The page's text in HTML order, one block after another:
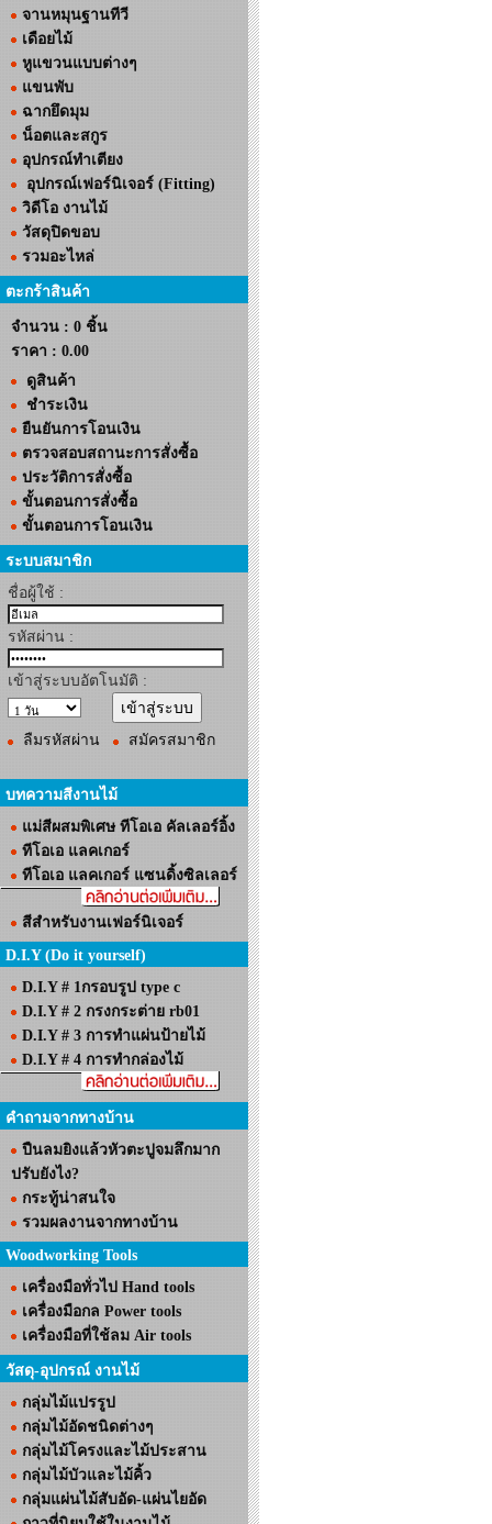
จานหมุนฐานทีวี
เดือยไม้
หูแขวนแบบต่างๆ
แขนพับ
ฉากยึดมุม
น็อตและสกูร
อุปกรณ์ทำเตียง
อุปกรณ์เฟอร์นิเจอร์ (Fitting)
วิดีโอ งานไม้
วัสดุปิดขอบ
รวมอะไหล่
ตะกร้าสินค้า
จำนวน : 0 ชิ้น
ราคา : 0.00
ดูสินค้า
ชำระเงิน
ยืนยันการโอนเงิน
ตรวจสอบสถานะการสั่งซื้อ
ประวัติการสั่งซื้อ
ขั้นตอนการสั่งซื้อ
ขั้นตอนการโอนเงิน
ระบบสมาชิก
ชื่อผู้ใช้ :
รหัสผ่าน :
เข้าสู่ระบบอัตโนมัติ :
ลืมรหัสผ่าน สมัครสมาชิก
บทความสีงานไม้
แม่สีผสมพิเศษ ทีโอเอ คัลเลอร์อิ้ง
ทีโอเอ แลคเกอร์
ทีโอเอ แลคเกอร์ แซนดิ้งซิลเลอร์
สีสำหรับงานเฟอร์นิเจอร์
D.I.Y (Do it yourself)
D.I.Y # 1กรอบรูป type c
D.I.Y # 2 กรงกระต่าย rb01
D.I.Y # 3 การทำแผ่นป้ายไม้
D.I.Y # 4 การทำกล่องไม้
คำถามจากทางบ้าน
ปืนลมยิงแล้วหัวตะปูจมลึกมาก
ปรับยังไง?
กระทู้น่าสนใจ
รวมผลงานจากทางบ้าน
Woodworking Tools
เครื่องมือทั่วไป Hand tools
เครื่องมือกล Power tools
เครื่องมือที่ใช้ลม Air tools
วัสดุ-อุปกรณ์ งานไม้
กลุ่มไม้แปรรูป
กลุ่มไม้อัดชนิดต่างๆ
กลุ่มไม้โครงและไม้ประสาน
กลุ่มไม้บัวและไม้คิ้ว
กลุ่มแผ่นไม้สับอัด-แผ่นไยอัด